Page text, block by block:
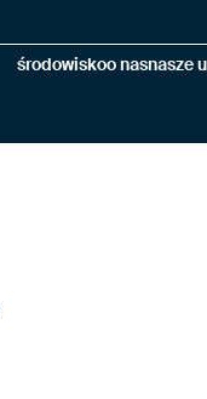
środowiskoo nasnasze